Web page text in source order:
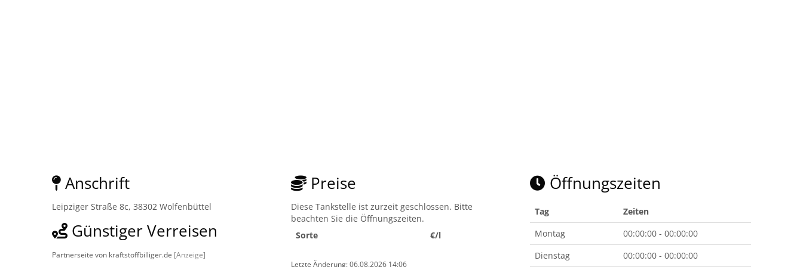
Anschrift
Leipziger Straße 8c, 38302 Wolfenbüttel
Günstiger Verreisen
Partnerseite von kraftstoffbilliger.de [Anzeige]
Preise
Diese Tankstelle ist zurzeit geschlossen. Bitte
beachten Sie die Öffnungszeiten.
Sorte
€/l
Letzte Änderung: 06.08.2026 14:06
Öffnungszeiten
Tag
Zeiten
Montag
00:00:00 - 00:00:00
Dienstag
00:00:00 - 00:00:00